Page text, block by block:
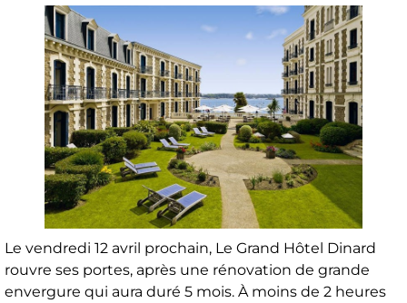
Le vendredi 12 avril prochain, Le Grand Hôtel Dinard
rouvre ses portes, après une rénovation de grande
envergure qui aura duré 5 mois. À moins de 2 heures